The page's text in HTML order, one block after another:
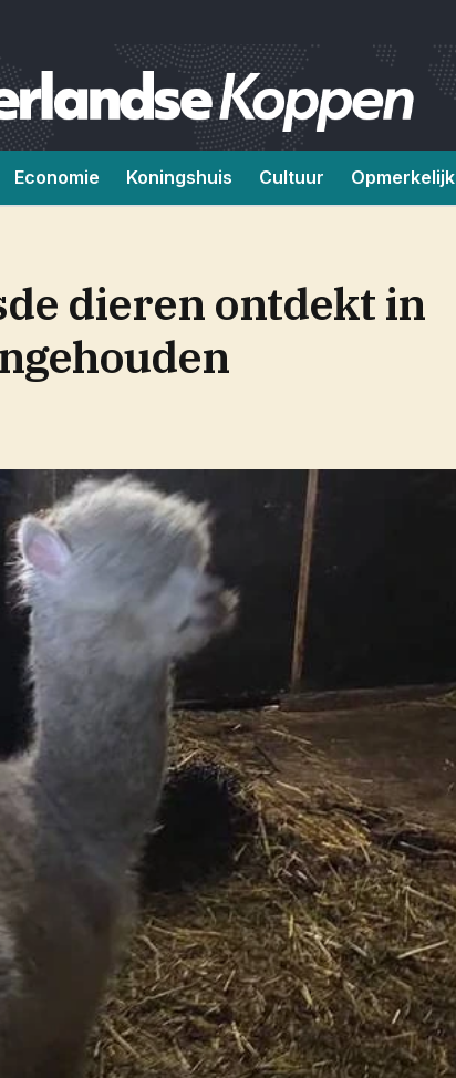
Economie Koningshuis Cultuur Opmerkelijk
dieren ontdekt in